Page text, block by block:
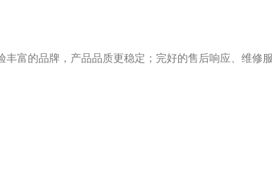
的品牌，产品品质更稳定；完好的售后响应、维修